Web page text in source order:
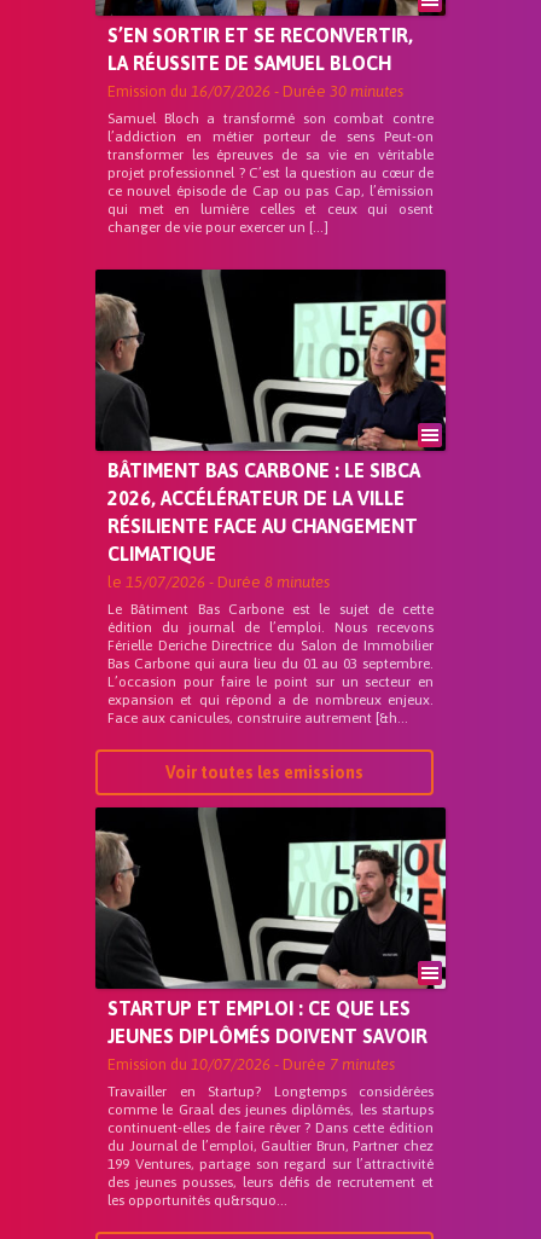
S’EN SORTIR ET SE RECONVERTIR,
LA RÉUSSITE DE SAMUEL BLOCH
Emission du 16/07/2026 - Durée 30 minutes
Samuel Bloch a transformé son combat contre
l’addiction en métier porteur de sens Peut-on
transformer les épreuves de sa vie en véritable
projet professionnel ? C’est la question au cœur de
ce nouvel épisode de Cap ou pas Cap, l’émission
qui met en lumière celles et ceux qui osent
changer de vie pour exercer un […]
BÂTIMENT BAS CARBONE : LE SIBCA
2026, ACCÉLÉRATEUR DE LA VILLE
RÉSILIENTE FACE AU CHANGEMENT
CLIMATIQUE
le 15/07/2026 - Durée 8 minutes
Le Bâtiment Bas Carbone est le sujet de cette
édition du journal de l’emploi. Nous recevons
Férielle Deriche Directrice du Salon de Immobilier
Bas Carbone qui aura lieu du 01 au 03 septembre.
L’occasion pour faire le point sur un secteur en
expansion et qui répond a de nombreux enjeux.
Face aux canicules, construire autrement [&h...
Voir toutes les emissions
STARTUP ET EMPLOI : CE QUE LES
JEUNES DIPLÔMÉS DOIVENT SAVOIR
Emission du 10/07/2026 - Durée 7 minutes
Travailler en Startup? Longtemps considérées
comme le Graal des jeunes diplômés, les startups
continuent-elles de faire rêver ? Dans cette édition
du Journal de l’emploi, Gaultier Brun, Partner chez
199 Ventures, partage son regard sur l’attractivité
des jeunes pousses, leurs défis de recrutement et
les opportunités qu&rsquo...